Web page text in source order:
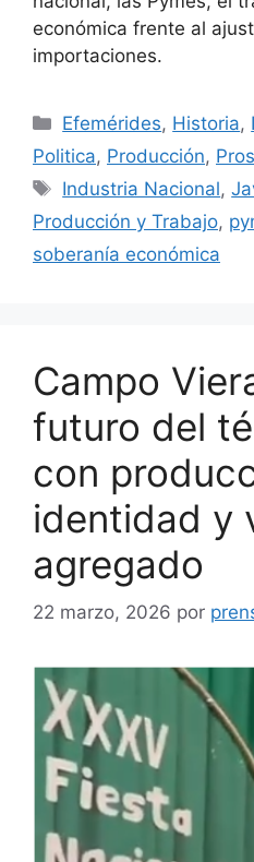
económica frente al
importaciones.
Efemérides, Historia,
Politica, Producción,
Industria Nacional,
Producción y Trabajo,
soberanía económica
Campo
futuro del
con
identidad y
agregado
22 marzo, 2026 por